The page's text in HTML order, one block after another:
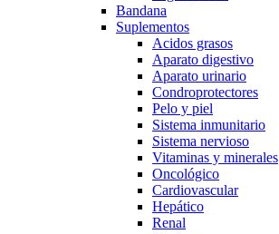
Bandana
Suplementos
Acidos grasos
Aparato digestivo
Aparato urinario
Condroprotectores
Pelo y piel
Sistema inmunitario
Sistema nervioso
Vitaminas y minerales
Oncológico
Cardiovascular
Hepático
Renal